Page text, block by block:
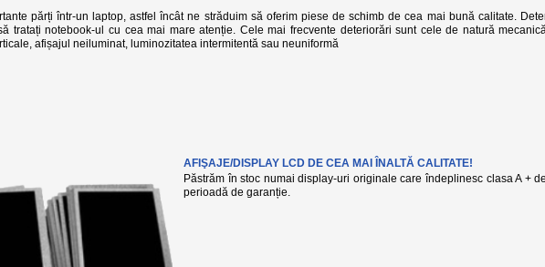
părți într-un laptop, astfel încât ne străduim să oferim piese de schimb de cea mai bună calitate.
tratați notebook-ul cu cea mai mare atenție. Cele mai frecvente deteriorări sunt cele de natură
afișajul neiluminat, luminozitatea intermitentă sau neuniformă
AFIŞAJE/DISPLAY LCD DE CEA MAI ÎNALTĂ CALITATE!
Păstrăm în stoc numai display-uri originale care îndeplinesc clasa A +
perioadă de garanție.